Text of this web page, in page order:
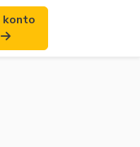
konto